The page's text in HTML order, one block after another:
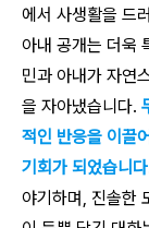
에서 사생활을 드
아내 공개는 더욱
민과 아내가 자연
을 자아냈습니다.
적인 반응을 이끌
기회가 되었습니다
야기하며, 진솔한